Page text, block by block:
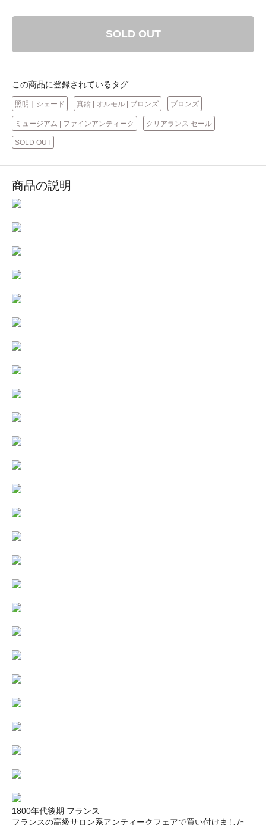
SOLD OUT
この商品に登録されているタグ
照明｜シェード 真鍮 | オルモル | ブロンズ ブロンズ
ミュージアム | ファインアンティーク クリアランス セール
SOLD OUT
商品の説明
1800年代後期 フランス
フランスの高級サロン系アンティークフェアで買い付けました